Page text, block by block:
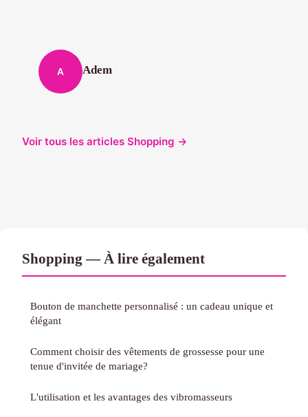
A Adem
Voir tous les articles Shopping →
Shopping — À lire également
Bouton de manchette personnalisé : un cadeau unique et
élégant
Comment choisir des vêtements de grossesse pour une
tenue d'invitée de mariage?
L'utilisation et les avantages des vibromasseurs